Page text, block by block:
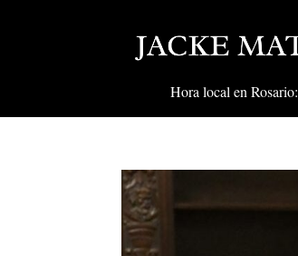
Hora local en Rosario: